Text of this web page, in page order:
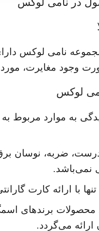
وجود مغایرت،
لوکس
به موارد مربوط
ضربه، نوسان
نمی‌باشد.
با ارائه کارت
محصولات برندهای
می‌گردد.